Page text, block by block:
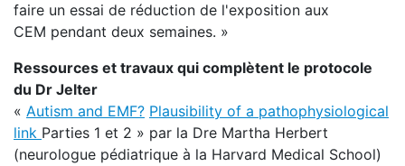
faire un essai de réduction de l'exposition aux
CEM pendant deux semaines. »
Ressources et travaux qui complètent le protocole
du Dr Jelter
« Autism and EMF? Plausibility of a pathophysiological
link Parties 1 et 2 » par la Dre Martha Herbert
(neurologue pédiatrique à la Harvard Medical School)